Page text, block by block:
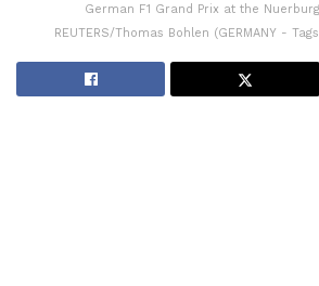
German F1 Grand Prix at the
REUTERS/Thomas Bohlen (GERMANY -